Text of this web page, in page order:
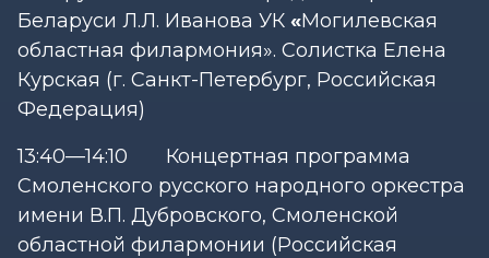
Беларуси Л.Л. Иванова УК «Могилевская
областная филармония». Солистка Елена
Курская (г. Санкт-Петербург, Российская
Федерация)
13:40—14:10 Концертная программа
Смоленского русского народного оркестра
имени В.П. Дубровского, Смоленской
областной филармонии (Российская